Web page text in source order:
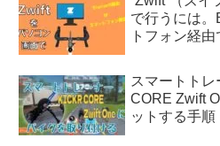
で行うには。
トフォン経
スマートト
CORE Zwift
ットする手順